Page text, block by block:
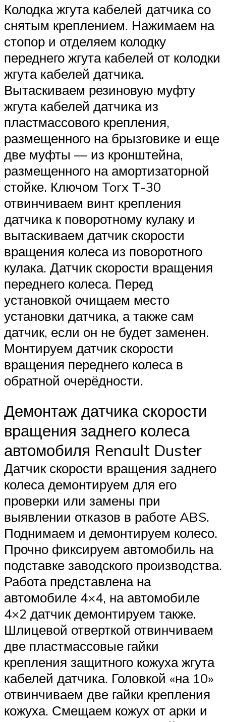
Колодка жгута кабелей датчика со
снятым креплением. Нажимаем на
стопор и отделяем колодку
переднего жгута кабелей от колодки
жгута кабелей датчика.
Вытаскиваем резиновую муфту
жгута кабелей датчика из
пластмассового крепления,
размещенного на брызговике и еще
две муфты — из кронштейна,
размещенного на амортизаторной
стойке. Ключом Torx Т-30
отвинчиваем винт крепления
датчика к поворотному кулаку и
вытаскиваем датчик скорости
вращения колеса из поворотного
кулака. Датчик скорости вращения
переднего колеса. Перед
установкой очищаем место
установки датчика, а также сам
датчик, если он не будет заменен.
Монтируем датчик скорости
вращения переднего колеса в
обратной очерёдности.
Демонтаж датчика скорости
вращения заднего колеса
автомобиля Renault Duster
Датчик скорости вращения заднего
колеса демонтируем для его
проверки или замены при
выявлении отказов в работе ABS.
Поднимаем и демонтируем колесо.
Прочно фиксируем автомобиль на
подставке заводского производства.
Работа представлена на
автомобиле 4×4, на автомобиле
4×2 датчик демонтируем также.
Шлицевой отверткой отвинчиваем
две пластмассовые гайки
крепления защитного кожуха жгута
кабелей датчика. Головкой «на 10»
отвинчиваем две гайки крепления
кожуха. Смещаем кожух от арки и